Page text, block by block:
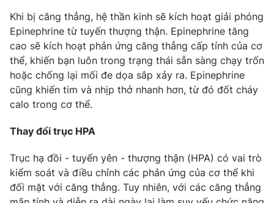
VTV9 VTV8
Liên hệ tòa soạn English
THỜI BÁO VTV
Cơ quan chủ quản:
Đài Truyền hình Việt Nam
Cơ quan báo chí:Thời báo VTV
Khi bị căng thẳng, hệ thần kinh sẽ kích hoạt giải phóng
Epinephrine từ tuyến thượng thận. Epinephrine tăng
cao sẽ kích hoạt phản ứng căng thẳng cấp tính của cơ
thể, khiến bạn luôn trong trạng thái sẵn sàng chạy trốn
hoặc chống lại mối đe dọa sắp xảy ra. Epinephrine
cũng khiến tim và nhịp thở nhanh hơn, từ đó đốt cháy
calo trong cơ thể.
Thay đổi trục HPA
Trục hạ đồi - tuyến yên - thượng thận (HPA) có vai trò
kiểm soát và điều chỉnh các phản ứng của cơ thể khi
đối mặt với căng thẳng. Tuy nhiên, với các căng thẳng